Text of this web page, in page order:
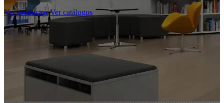
Ver productos Ver catálogos